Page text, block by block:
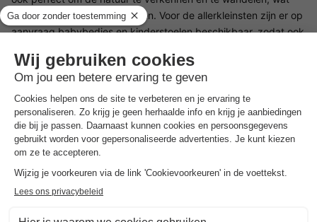
ook spannend is voor kinderen. Voor de allerkleinsten zijn er op
aanvraag babybedjes en kinderstoelen beschikbaar, zodat ook
Restaurant Landal Glamping Neufchâteau
Landal Glamping Neufchâteau heeft een eigen restaurant, waar
je kunt kiezen uit heerlijke regionale en internationale
gerechten. Het restaurant is de perfecte plek om te
ontspannen na een enerverende dag in de natuur en te
genieten van de Belgische gastvrijheid. Je kunt hier heerlijk
eten zonder het park te hoeven verlaten. Voor een gezellige